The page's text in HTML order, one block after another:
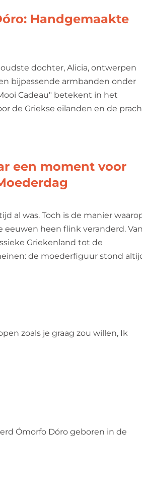
Handgemaakte
dochter, Alicia, ontwerpen
bijpassende armbanden onder
Cadeau" betekent in het
de Griekse eilanden en de
een moment voor
al was. Toch is de manier
eeuwen heen flink veranderd. Van
Griekenland tot de
de moederfiguur stond
zoals je graag zou willen, Ik
Ómorfo Dóro geboren in de